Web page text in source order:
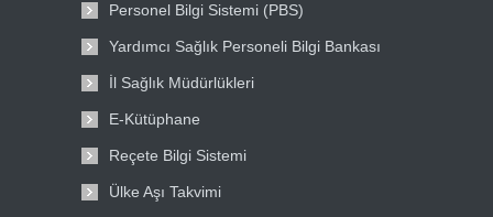
Personel Bilgi Sistemi (PBS)
Yardımcı Sağlık Personeli Bilgi Bankası
İl Sağlık Müdürlükleri
E-Kütüphane
Reçete Bilgi Sistemi
Ülke Aşı Takvimi